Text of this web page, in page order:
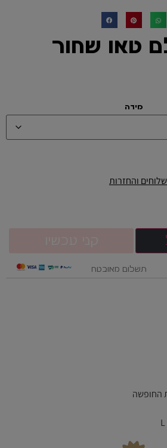
טאו שחור
מידה
והחזרות
תשלום מאובטח
החופשה